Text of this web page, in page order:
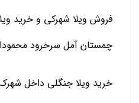
فروش ویلا شهرکی و خرید
چمستان آمل سرخرود
خرید ویلا جنگلی داخل